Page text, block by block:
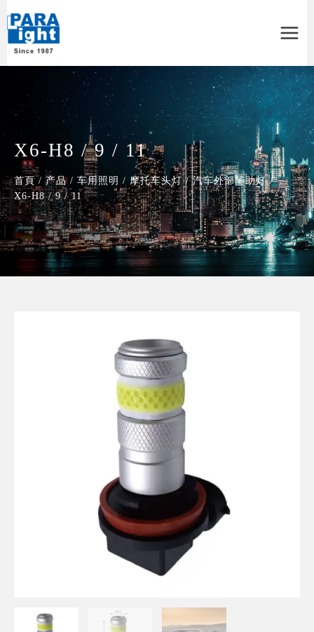
Menu
X6-H8 / 9 / 11
首頁 / 产品 / 车用照明 / 摩托车头灯 / 汽车外部辅助灯 /
X6-H8 / 9 / 11